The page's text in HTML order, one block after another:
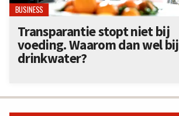
BUSINESS
Transparantie stopt niet bij
voeding. Waarom dan wel bij
drinkwater?